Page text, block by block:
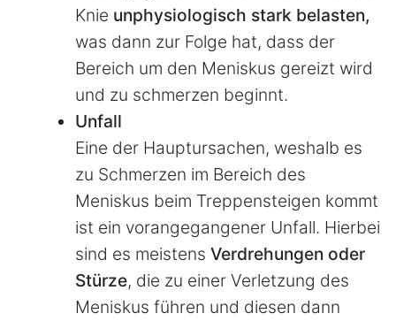
Knie unphysiologisch stark belasten,
was dann zur Folge hat, dass der
Bereich um den Meniskus gereizt wird
und zu schmerzen beginnt.
Unfall
Eine der Hauptursachen, weshalb es
zu Schmerzen im Bereich des
Meniskus beim Treppensteigen kommt
ist ein vorangegangener Unfall. Hierbei
sind es meistens Verdrehungen oder
Stürze, die zu einer Verletzung des
Meniskus führen und diesen dann